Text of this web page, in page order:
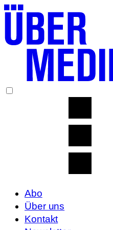
Abo
Über uns
Kontakt